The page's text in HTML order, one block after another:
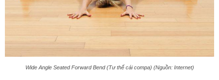
Wide Angle Seated Forward Bend (Tư thế cái compa) (Nguồn: Internet)